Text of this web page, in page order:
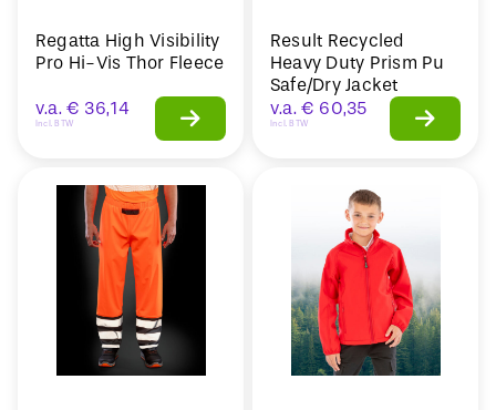
Regatta High Visibility
Pro Hi-Vis Thor Fleece
v.a. € 36,14
Incl. BTW
Result Recycled
Heavy Duty Prism Pu
Safe/Dry Jacket
v.a. € 60,35
Incl. BTW